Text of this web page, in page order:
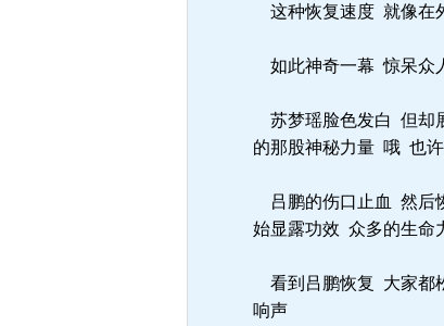
这种恢复速度 就像在
如此神奇一幕 惊呆众
苏梦瑶脸色发白 但却
的那股神秘力量 哦 也
吕鹏的伤口止血 然后
始显露功效 众多的生命
看到吕鹏恢复 大家都
响声